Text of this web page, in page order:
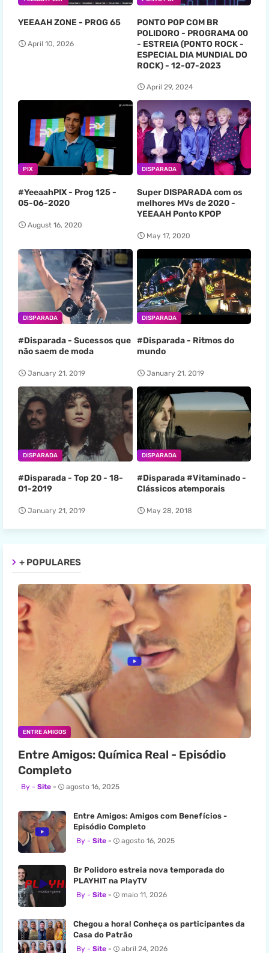
YEEAAH ZONE - PROG 65
April 10, 2026
PONTO POP COM BR
POLIDORO - PROGRAMA 00
- ESTREIA (PONTO ROCK -
ESPECIAL DIA MUNDIAL DO
ROCK) - 12-07-2023
April 29, 2024
PIX
#YeeaahPIX - Prog 125 -
05-06-2020
August 16, 2020
DISPARADA
Super DISPARADA com os
melhores MVs de 2020 -
YEEAAH Ponto KPOP
May 17, 2020
DISPARADA
#Disparada - Sucessos que
não saem de moda
January 21, 2019
DISPARADA
#Disparada - Ritmos do
mundo
January 21, 2019
DISPARADA
#Disparada - Top 20 - 18-
01-2019
January 21, 2019
DISPARADA
#Disparada #Vitaminado -
Clássicos atemporais
May 28, 2018
+ POPULARES
ENTRE AMIGOS
Entre Amigos: Química Real - Episódio
Completo
Site agosto 16, 2025
Entre Amigos: Amigos com Benefícios -
Episódio Completo
Site agosto 16, 2025
Br Polidoro estreia nova temporada do
PLAYHIT na PlayTV
Site maio 11, 2026
Chegou a hora! Conheça os participantes da
Casa do Patrão
Site abril 24, 2026